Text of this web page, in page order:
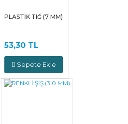
PLASTİK TIĞ (7 MM)
53,30 TL
Sepete Ekle